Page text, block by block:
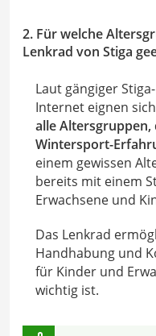
2. Für welche
Lenkrad von Stiga
Laut gängiger
Internet eignen
alle Altersgruppen,
Wintersport-
einem gewissen
bereits mit einem
Erwachsene und
Das Lenkrad
Handhabung und
für Kinder und
wichtig ist.